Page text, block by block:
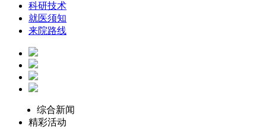
科研技术
就医须知
来院路线
综合新闻
精彩活动